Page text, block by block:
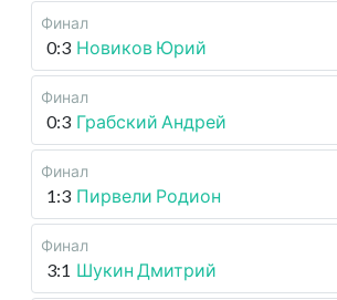
Финал
0:3 Новиков Юрий
Финал
0:3 Грабский Андрей
Финал
1:3 Пирвели Родион
Финал
3:1 Шукин Дмитрий